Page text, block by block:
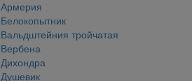
Армерия
Белокопытник
Вальдштейния тройчатая
Вербена
Дихондра
Душевик